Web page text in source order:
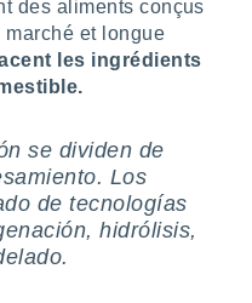
des aliments conçus
marché et longue
les ingrédients
se dividen de
Los
de tecnologías
hidrólisis,